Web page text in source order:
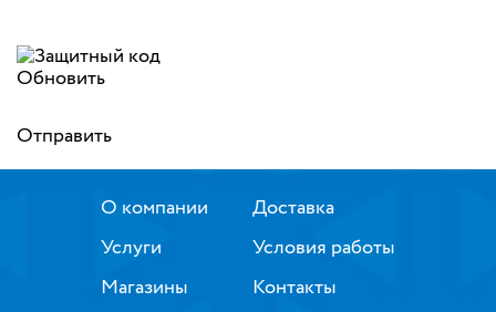
Обновить
Отправить
О компании
Услуги
Магазины
Доставка
Условия работы
Контакты